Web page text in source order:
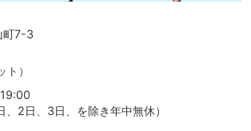
町7-3
）
、2日、3日、を除き年中無休）